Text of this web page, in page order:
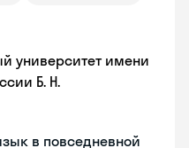
университет имени
Б. Н.
в повседневной